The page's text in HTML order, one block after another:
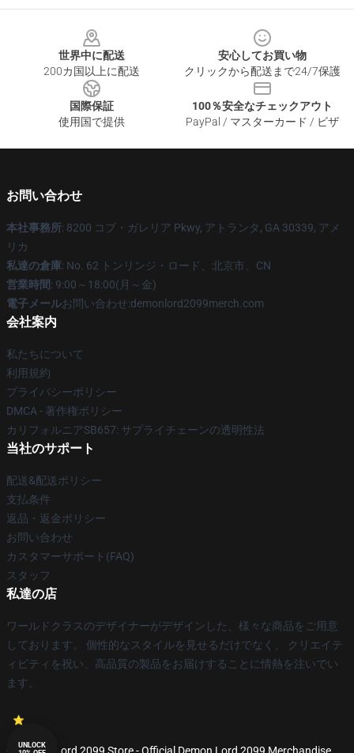
世界中に配送
200カ国以上に配送
安心してお買い物
クリックから配送まで24/7保護
国際保証
使用国で提供
100％安全なチェックアウト
PayPal / マスターカード / ビザ
お問い合わせ
本社事務所: 8200 コブ・ガレリア Pkwy, アトランタ, GA 30339, アメ
リカ
私達の倉庫: No. 62 トンリンジ・ロード、北京市、CN
営業時間: 9:00～18:00(月～金)
電子メールお問い合わせ:demonlord2099merch.com
会社案内
私たちについて
利用規約
プライバシーポリシー
DMCA - 著作権ポリシー
カリフォルニアSB657: サプライチェーンの透明性法
当社のサポート
配送&配送ポリシー
支払条件
返品・返金ポリシー
お問い合わせ
カスタマーサポート(FAQ)
スタッフ
私達の店
ワールドクラスのデザイナーがデザインした、様々な商品をご用意
しております。 個性的なスタイルを見せるだけでなく、 クリエイテ
ィビティを祝い、高品質の製品をお届けすることに情熱を注いでい
ます。
UNLOCK